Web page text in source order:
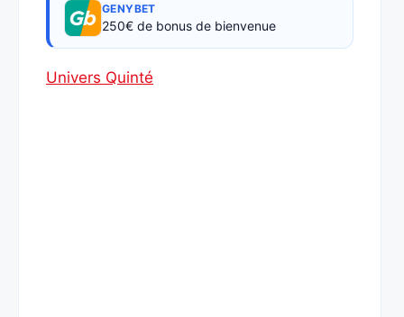
GENYBET
250€ de bonus de bienvenue
Univers Quinté